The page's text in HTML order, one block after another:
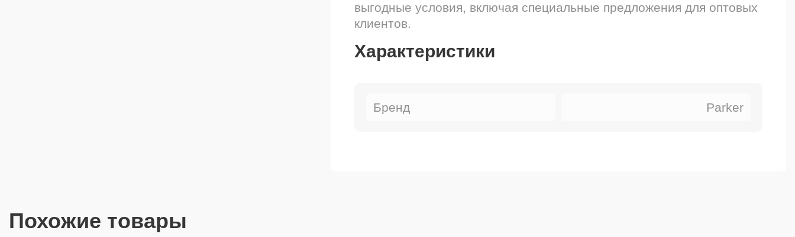
выгодные условия, включая специальные предложения для оптовых
клиентов.
Характеристики
Бренд Parker
Похожие товары